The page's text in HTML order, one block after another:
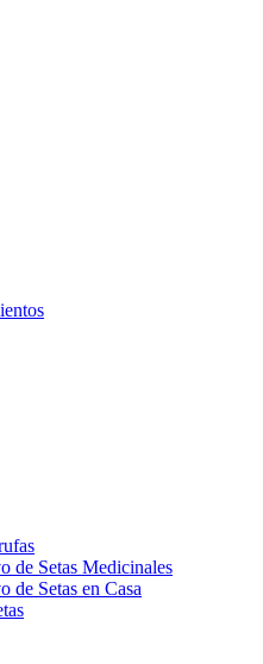
de Setas Medicinales
de Setas en Casa